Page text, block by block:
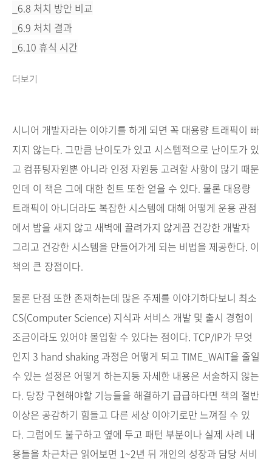
_6.8 처치 방안 비교
_6.9 처치 결과
_6.10 휴식 시간
더보기
시니어 개발자라는 이야기를 하게 되면 꼭 대용량 트래픽이 빠
지지 않는다. 그만큼 난이도가 있고 시스템적으로 난이도가 있
고 컴퓨팅자원뿐 아니라 인정 자원등 고려할 사항이 많기 때문
인데 이 책은 그에 대한 힌트 또한 얻을 수 있다. 물론 대용량
트래픽이 아니더라도 복잡한 시스템에 대해 어떻게 운용 관점
에서 밤을 새지 않고 새벽에 끌려가지 않게끔 건강한 개발자
그리고 건강한 시스템을 만들어가게 되는 비법을 제공한다. 이
책의 큰 장점이다.
물론 단점 또한 존재하는데 많은 주제를 이야기하다보니 최소
CS(Computer Science) 지식과 서비스 개발 및 출시 경험이
조금이라도 있어야 몰입할 수 있다는 점이다. TCP/IP가 무엇
인지 3 hand shaking 과정은 어떻게 되고 TIME_WAIT을 줄일
수 있는 설정은 어떻게 하는지등 자세한 내용은 서술하지 않는
다. 당장 구현해야할 기능들을 해결하기 급급하다면 책의 절반
이상은 공감하기 힘들고 다른 세상 이야기로만 느껴질 수 있
다. 그럼에도 불구하고 옆에 두고 패턴 부분이나 실제 사례 내
용들을 차근차근 읽어보면 1~2년 뒤 개인의 성장과 담당 서비